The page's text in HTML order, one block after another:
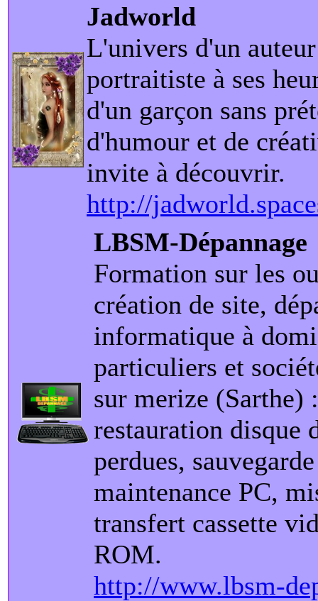
Jadworld
L'univers d'un
portraitiste à ses
d'un garçon sans
d'humour et de
invite à découvrir.
http://
LBSM-Dépannage
Formation sur les
création de site,
informatique à
particuliers et
sur merize (Sarthe)
restauration disque
perdues,
maintenance PC,
transfert cassette
ROM.
http://www.lbsm-